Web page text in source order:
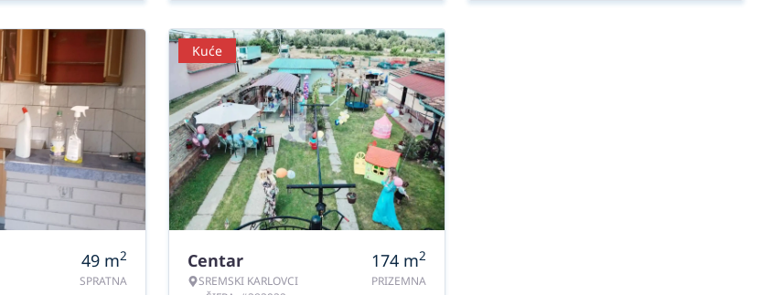
49 m2
SPRATNA
Kuće
Centar
SREMSKI KARLOVCI
174 m2
PRIZEMNA